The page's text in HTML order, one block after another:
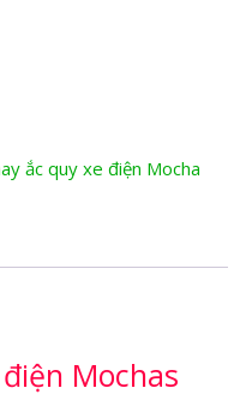
ắc quy xe điện Mocha
Mochas